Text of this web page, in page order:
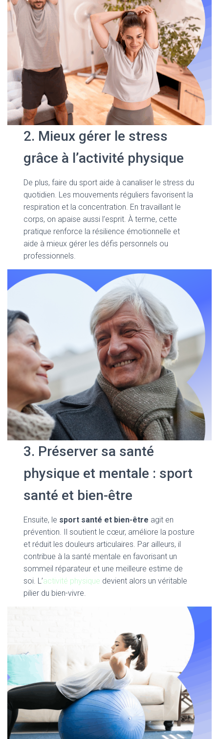
2. Mieux gérer le stress
grâce à l’activité physique
De plus, faire du sport aide à canaliser le stress du
quotidien. Les mouvements réguliers favorisent la
respiration et la concentration. En travaillant le
corps, on apaise aussi l’esprit. À terme, cette
pratique renforce la résilience émotionnelle et
aide à mieux gérer les défis personnels ou
professionnels.
3. Préserver sa santé
physique et mentale : sport
santé et bien-être
Ensuite, le sport santé et bien-être agit en
prévention. Il soutient le cœur, améliore la posture
et réduit les douleurs articulaires. Par ailleurs, il
contribue à la santé mentale en favorisant un
sommeil réparateur et une meilleure estime de
soi. L’activité physique devient alors un véritable
pilier du bien-vivre.